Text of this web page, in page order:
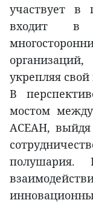
участвует в
входит в
укрепляя
В
мостом
АСЕАН, выйдя
полушария.